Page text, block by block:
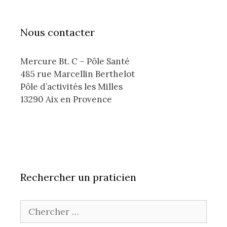
Nous contacter
Mercure Bt. C – Pôle Santé
485 rue Marcellin Berthelot
Pôle d’activités les Milles
13290 Aix en Provence
Rechercher un praticien
Chercher pour: